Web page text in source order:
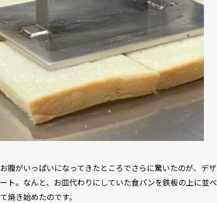
お腹がいっぱいになってきたところでさらに驚いたのが、デザ
ート。なんと、お皿代わりにしていた食パンを鉄板の上に並べ
て焼き始めたのです。